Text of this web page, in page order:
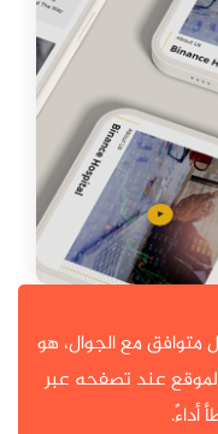
مع الجوال، هو
عند تصفحه عبر
أداءً.